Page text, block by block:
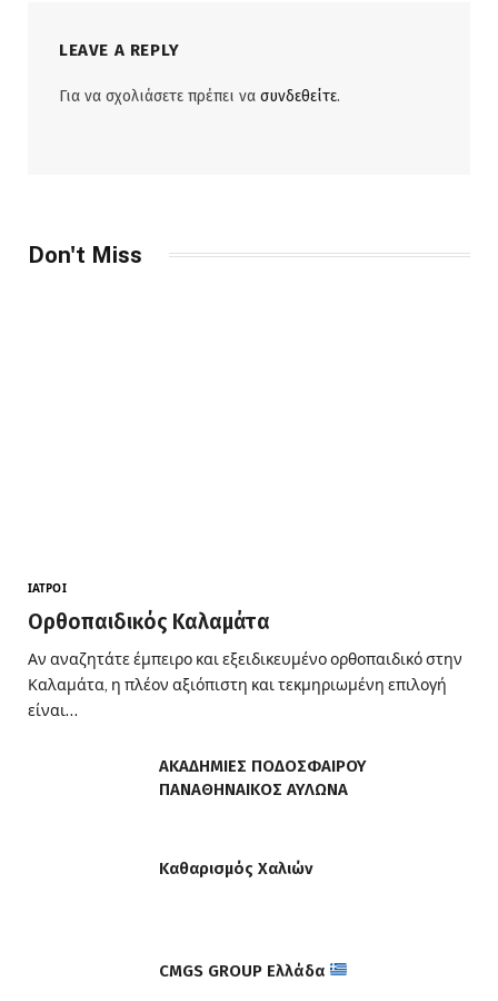
LEAVE A REPLY
Για να σχολιάσετε πρέπει να συνδεθείτε.
Don't Miss
ΙΑΤΡΟΊ
Ορθοπαιδικός Καλαμάτα
Αν αναζητάτε έμπειρο και εξειδικευμένο ορθοπαιδικό στην
Καλαμάτα, η πλέον αξιόπιστη και τεκμηριωμένη επιλογή
είναι…
ΑΚΑΔΗΜΙΕΣ ΠΟΔΟΣΦΑΙΡΟΥ
ΠΑΝΑΘΗΝΑΙΚΟΣ ΑΥΛΩΝΑ
Καθαρισμός Χαλιών
CMGS GROUP Ελλάδα